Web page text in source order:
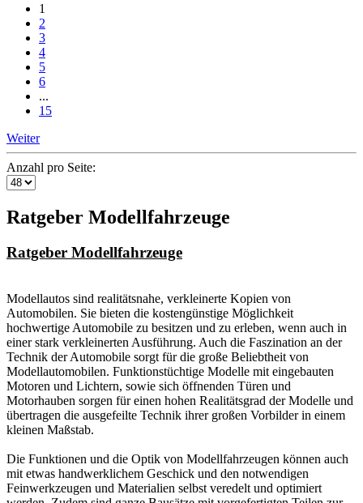
1
2
3
4
5
6
...
15
Weiter
Anzahl pro Seite:
Ratgeber Modellfahrzeuge
Ratgeber Modellfahrzeuge
Modellautos sind realitätsnahe, verkleinerte Kopien von
Automobilen. Sie bieten die kostengünstige Möglichkeit
hochwertige Automobile zu besitzen und zu erleben, wenn auch in
einer stark verkleinerten Ausführung. Auch die Faszination an der
Technik der Automobile sorgt für die große Beliebtheit von
Modellautomobilen. Funktionstüchtige Modelle mit eingebauten
Motoren und Lichtern, sowie sich öffnenden Türen und
Motorhauben sorgen für einen hohen Realitätsgrad der Modelle und
übertragen die ausgefeilte Technik ihrer großen Vorbilder in einem
kleinen Maßstab.
Die Funktionen und die Optik von Modellfahrzeugen können auch
mit etwas handwerklichem Geschick und den notwendigen
Feinwerkzeugen und Materialien selbst veredelt und optimiert